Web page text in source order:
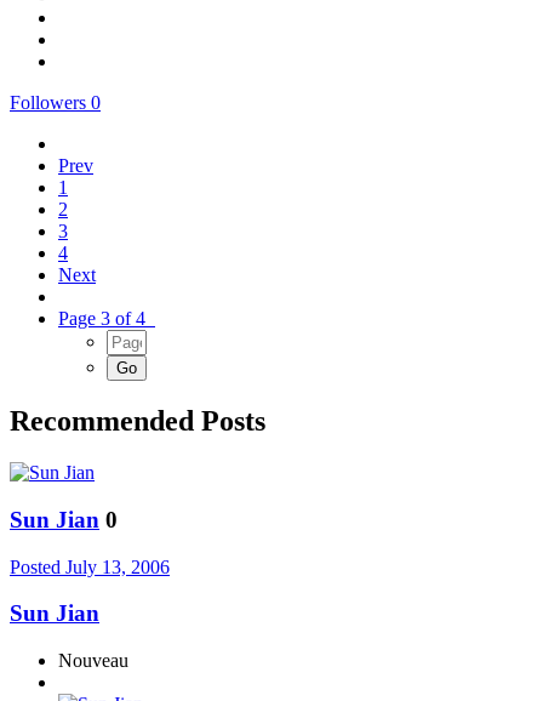
Followers 0
Prev
1
2
3
4
Next
Page 3 of 4
Recommended Posts
Sun Jian 0
Posted July 13, 2006
Sun Jian
Nouveau